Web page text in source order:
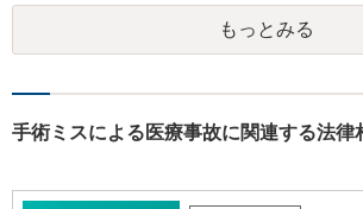
もっとみる
手術ミスによる医療事故に関連する法律